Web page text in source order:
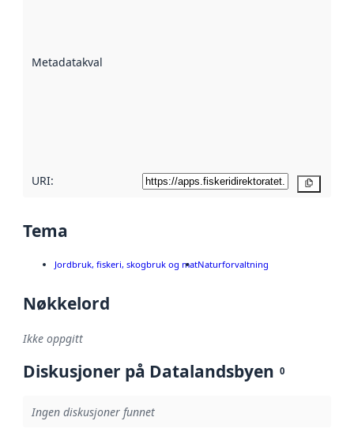
Metadatakvalitet
URI:
Tema
Jordbruk, fiskeri, skogbruk og matNaturforvaltning
Nøkkelord
Ikke oppgitt
Diskusjoner på Datalandsbyen 0
Ingen diskusjoner funnet